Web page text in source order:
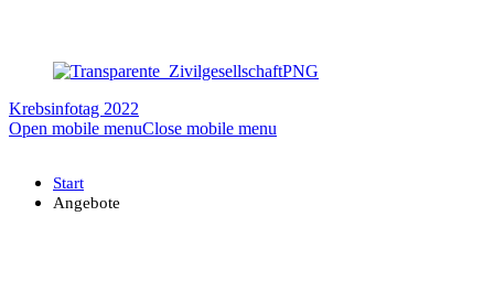
Krebsinfotag 2022
Open mobile menuClose mobile menu
Start
Angebote